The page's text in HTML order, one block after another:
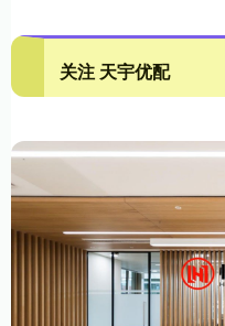
关注 天宇优配